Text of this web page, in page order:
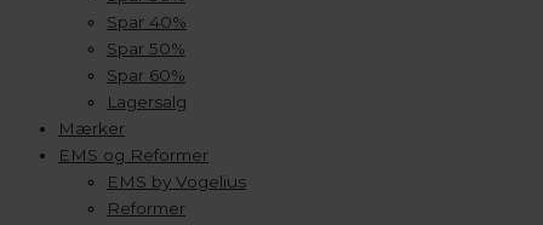
Spar 40%
Spar 50%
Spar 60%
Lagersalg
Mærker
EMS og Reformer
EMS by Vogelius
Reformer